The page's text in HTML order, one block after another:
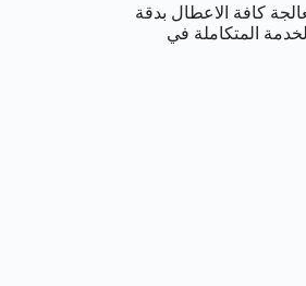
كافة الاعطال بدقة
المتكاملة في